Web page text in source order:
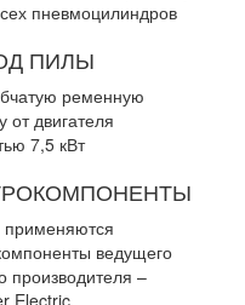
пневмоцилиндров
ПИЛЫ
ременную
от двигателя
7,5 кВт
применяются
ведущего
производителя –